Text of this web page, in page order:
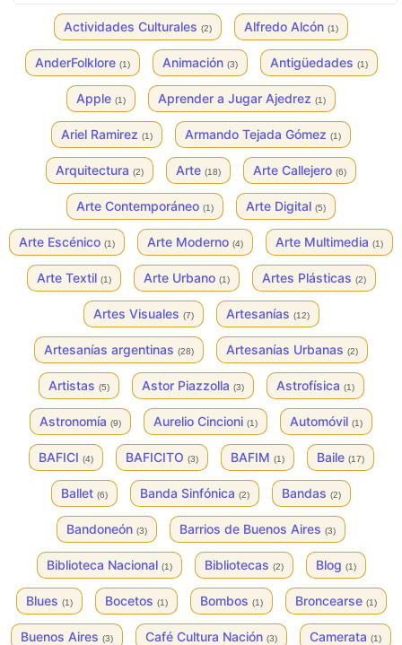
Actividades Culturales (2) Alfredo Alcón (1)
AnderFolklore (1) Animación (3) Antigüedades (1)
Apple (1) Aprender a Jugar Ajedrez (1)
Ariel Ramirez (1) Armando Tejada Gómez (1)
Arquitectura (2) Arte (18) Arte Callejero (6)
Arte Contemporáneo (1) Arte Digital (5)
Arte Escénico (1) Arte Moderno (4) Arte Multimedia (1)
Arte Textil (1) Arte Urbano (1) Artes Plásticas (2)
Artes Visuales (7) Artesanías (12)
Artesanías argentinas (28) Artesanías Urbanas (2)
Artistas (5) Astor Piazzolla (3) Astrofísica (1)
Astronomía (9) Aurelio Cincioni (1) Automóvil (1)
BAFICI (4) BAFICITO (3) BAFIM (1) Baile (17)
Ballet (6) Banda Sinfónica (2) Bandas (2)
Bandoneón (3) Barrios de Buenos Aires (3)
Biblioteca Nacional (1) Bibliotecas (2) Blog (1)
Blues (1) Bocetos (1) Bombos (1) Broncearse (1)
Buenos Aires (3) Café Cultura Nación (3) Camerata (1)